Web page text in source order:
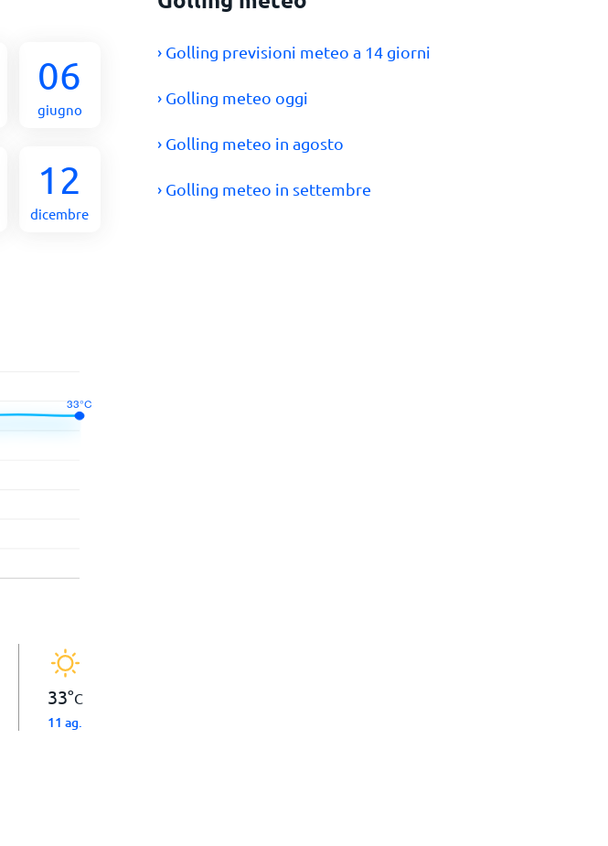
06
giugno
12
dicembre
› Golling previsioni meteo a 14 giorni
› Golling meteo oggi
› Golling meteo in agosto
› Golling meteo in settembre
33°C
11 ag.